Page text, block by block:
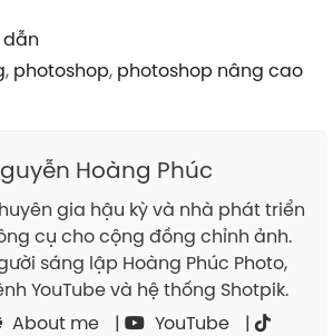
dẫn
, photoshop, photoshop nâng cao
Hoàng Phúc
gia hậu kỳ và nhà phát triển
cụ cho cộng đồng chỉnh ảnh.
sáng lập Hoàng Phúc Photo,
YouTube và hệ thống Shotpik.
About me
| YouTube
|